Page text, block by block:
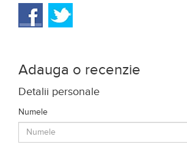
Adauga o recenzie
Detalii personale
Numele